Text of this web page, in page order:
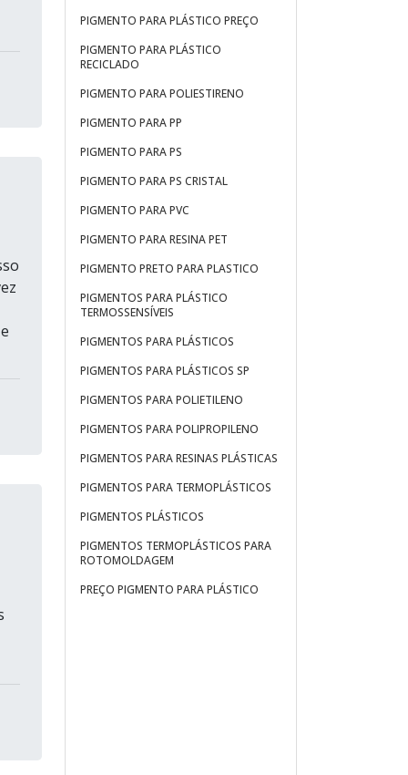
PIGMENTO PARA PLÁSTICO PREÇO
PIGMENTO PARA PLÁSTICO
RECICLADO
PIGMENTO PARA POLIESTIRENO
PIGMENTO PARA PP
PIGMENTO PARA PS
PIGMENTO PARA PS CRISTAL
PIGMENTO PARA PVC
PIGMENTO PARA RESINA PET
PIGMENTO PRETO PARA PLASTICO
PIGMENTOS PARA PLÁSTICO
TERMOSSENSÍVEIS
PIGMENTOS PARA PLÁSTICOS
PIGMENTOS PARA PLÁSTICOS SP
PIGMENTOS PARA POLIETILENO
PIGMENTOS PARA POLIPROPILENO
PIGMENTOS PARA RESINAS PLÁSTICAS
PIGMENTOS PARA TERMOPLÁSTICOS
PIGMENTOS PLÁSTICOS
PIGMENTOS TERMOPLÁSTICOS PARA
ROTOMOLDAGEM
PREÇO PIGMENTO PARA PLÁSTICO